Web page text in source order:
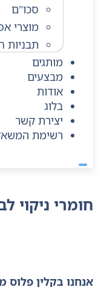
סכו"ם
מוצרי
תבניות
מותגים
מבצעים
אודות
בלוג
יצירת קשר
רשימת
חומרי ניקוי
אנחנו בקלין פלוס